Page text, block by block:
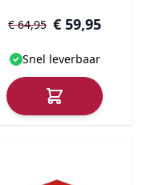
€ 59,95
€ 64,95
Snel leverbaar